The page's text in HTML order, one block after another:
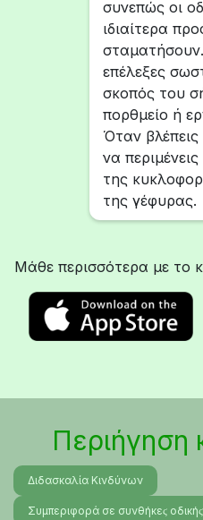
συνεπώς οι
ιδιαίτερα
επέλεξες
σκοπός του
πορθμείο ή
Όταν
να
της
της γέφυρας.
Μάθε περισσότερα με το
Περιήγηση
Διδασκαλία Κινδύνων
Συμπεριφορά σε συνθήκεϛ